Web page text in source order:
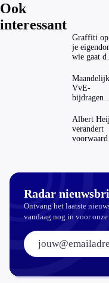
Ook
interessant
Graffiti op
je
wie gaat
VvE-
bijdragen
dat invloed
op je
hypotheek?
Albert
verandert
Radar
Ontvang het laatste
vandaag nog in voor
E-mailadres: